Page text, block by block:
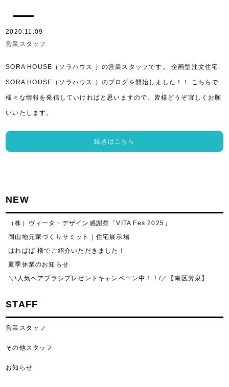
2020.11.09
営業スタッフ
SORA HOUSE（ソラハウス ）の営業スタッフです。 企画型注文住宅
SORA HOUSE（ソラハウス ）のブログを開始しました！！ こちらで
様々な情報を発信していければと思いますので、皆様どうぞ宜しくお願
いいたします。
続きはこちら
NEW
（株）ヴィータ・デザイン感謝祭「VITA Fes.2025」
岡山地元家づくりサミット｜住宅展示場
はれぱぱ 様でご紹介いただきました！
夏季休業のお知らせ
＼\人気ヘアブラシプレゼントキャンペーン中！！/／【南区芳泉】
STAFF
営業スタッフ
その他スタッフ
お知らせ